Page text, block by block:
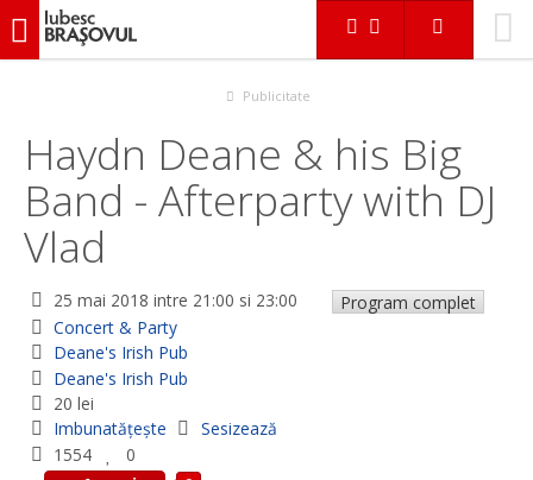
iubescbraşovul.ro
Haydn Deane & his Big Band - Afterparty with DJ Vlad
Publicitate
Haydn Deane & his Big
Band - Afterparty with DJ
Vlad
25 mai 2018 intre 21:00 si 23:00
Program complet
Concert & Party
Deane's Irish Pub
Deane's Irish Pub
20 lei
Imbunatățește
Sesizează
1554
0